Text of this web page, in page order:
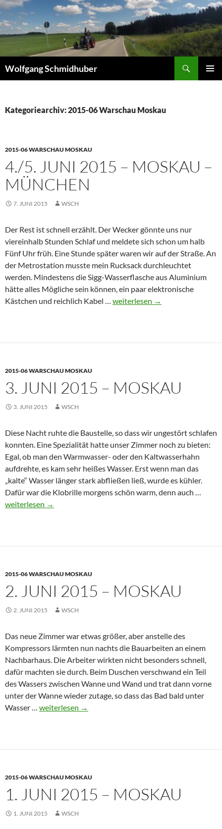
Zum
Inhalt
springen
Wolfgang Schmidhuber
Kategoriearchiv: 2015-06 Warschau Moskau
2015-06 WARSCHAU MOSKAU
4./5. JUNI 2015 – MOSKAU –
MÜNCHEN
7. JUNI 2015 WSCH
Der Rest ist schnell erzählt. Der Wecker gönnte uns nur
viereinhalb Stunden Schlaf und meldete sich schon um halb
Fünf Uhr früh. Eine Stunde später waren wir auf der Straße. An
der Metrostation musste mein Rucksack durchleuchtet
werden. Mindestens die Sigg-Wasserflasche aus Aluminium
hätte alles Mögliche sein können, ein paar elektronische
Kästchen und reichlich Kabel … 4./5.
weiterlesen →
2015-06 WARSCHAU MOSKAU
3. JUNI 2015 – MOSKAU
3. JUNI 2015 WSCH
Diese Nacht ruhte die Baustelle, so dass wir ungestört schlafen
konnten. Eine Spezialität hatte unser Zimmer noch zu bieten:
Egal, ob man den Warmwasser- oder den Kaltwasserhahn
aufdrehte, es kam sehr heißes Wasser. Erst wenn man das
„kalte“ Wasser länger stark abfließen ließ, wurde es kühler.
Dafür war die Klobrille morgens schön warm, denn auch …
weiterlesen →
2015-06 WARSCHAU MOSKAU
2. JUNI 2015 – MOSKAU
2. JUNI 2015 WSCH
Das neue Zimmer war etwas größer, aber anstelle des
Kompressors lärmten nun nachts die Bauarbeiten an einem
Nachbarhaus. Die Arbeiter wirkten nicht besonders schnell,
dafür machten sie durch. Beim Duschen verschwand ein Teil
des Wassers zwischen Wanne und Wand und trat dann vorne
unter der Wanne wieder zutage, so dass das Bad bald unter
Wasser … 2.
weiterlesen →
2015-06 WARSCHAU MOSKAU
1. JUNI 2015 – MOSKAU
1. JUNI 2015 WSCH